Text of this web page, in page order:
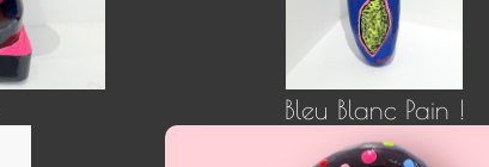
Bleu Blanc Pain !